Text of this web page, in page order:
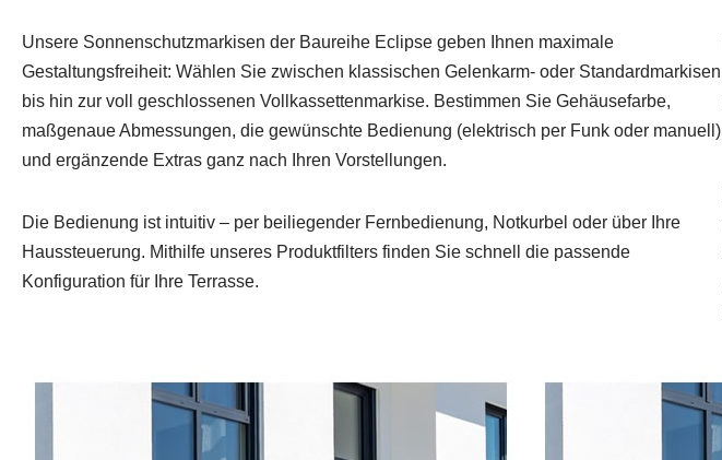
Unsere Sonnenschutzmarkisen der Baureihe Eclipse geben Ihnen maximale
Gestaltungsfreiheit: Wählen Sie zwischen klassischen Gelenkarm- oder Standardmarkisen
bis hin zur voll geschlossenen Vollkassettenmarkise. Bestimmen Sie Gehäusefarbe,
maßgenaue Abmessungen, die gewünschte Bedienung (elektrisch per Funk oder manuell)
und ergänzende Extras ganz nach Ihren Vorstellungen.
Die Bedienung ist intuitiv – per beiliegender Fernbedienung, Notkurbel oder über Ihre
Haussteuerung. Mithilfe unseres Produktfilters finden Sie schnell die passende
Konfiguration für Ihre Terrasse.